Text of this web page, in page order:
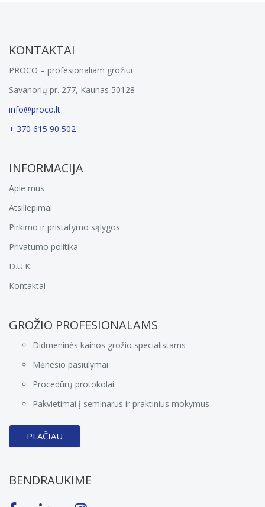
KONTAKTAI
PROCO – profesionaliam grožiui
Savanorių pr. 277, Kaunas 50128
info@proco.lt
+ 370 615 90 502
INFORMACIJA
Apie mus
Atsiliepimai
Pirkimo ir pristatymo sąlygos
Privatumo politika
D.U.K.
Kontaktai
GROŽIO PROFESIONALAMS
Didmeninės kainos grožio specialistams
Mėnesio pasiūlymai
Procedūrų protokolai
Pakvietimai į seminarus ir praktinius mokymus
PLAČIAU
BENDRAUKIME